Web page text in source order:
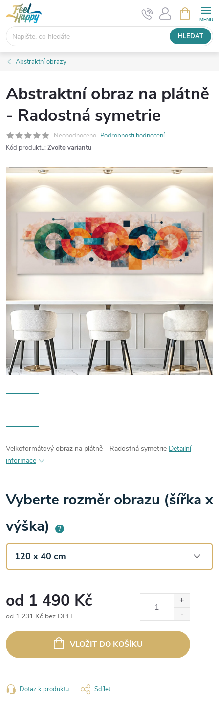
Přejít
na
obsah
HLEDAT
NÁKUPNÍ
KOŠÍK
Abstraktní obrazy
Abstraktní obraz na plátně
- Radostná symetrie
Neohodnoceno Podrobnosti hodnocení
Kód produktu: Zvolte variantu
Velkoformátový obraz na plátně - Radostná symetrie Detailní
informace
Vyberte rozměr obrazu (šířka x
výška)
?
od 1 490 Kč
od 1 231 Kč bez DPH
cena:
VLOŽIT DO KOŠÍKU
Dotaz k produktu Sdílet